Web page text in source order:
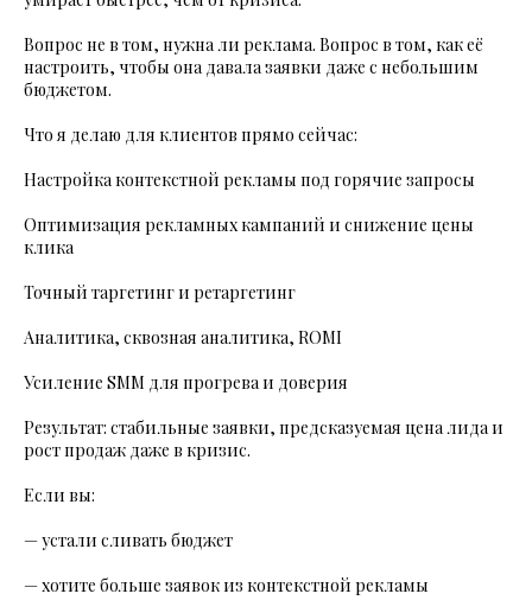
Вопрос не в том, нужна ли реклама. Вопрос в том, как её
настроить, чтобы она давала заявки даже с небольшим
бюджетом.
Что я делаю для клиентов прямо сейчас:
Настройка контекстной рекламы под горячие запросы
Оптимизация рекламных кампаний и снижение цены
клика
Точный таргетинг и ретаргетинг
Аналитика, сквозная аналитика, ROMI
Усиление SMM для прогрева и доверия
Результат: стабильные заявки, предсказуемая цена лида и
рост продаж даже в кризис.
Если вы:
— устали сливать бюджет
— хотите больше заявок из контекстной рекламы